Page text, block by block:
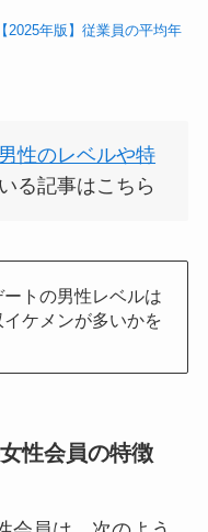
2025年版】従業員の平均年
性のレベルや特
る記事はこちら
トの男性レベルは
ケメンが多いかを
性会員の特徴